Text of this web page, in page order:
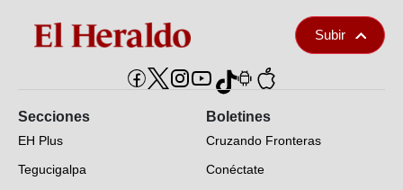
Subir
Secciones
EH Plus
Tegucigalpa
Boletines
Cruzando Fronteras
Conéctate